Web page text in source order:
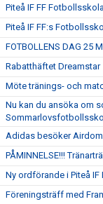
Piteå IF FF
Piteå IF FF:s
FOTBOLLENS DAG 25
Rabatthäftet Dreamstar
Möte tränings- och
Nu kan du ansöka om
Adidas besöker
PÅMINNELSE!!!
Ny ordförande i Piteå IF
Föreningsträff med